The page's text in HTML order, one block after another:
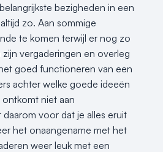
bezigheden in een
zo. Aan sommige
te komen terwijl er nog zo
vergaderingen en overleg
goed functioneren van een
achter welke goede ideeën
niet aan
voor dat je alles eruit
het onaangename met het
weer leuk met een